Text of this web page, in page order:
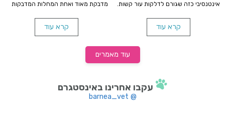
אינטנסיבי כזה שגורם לדלקות עור קשות.
לתספורת, חשוב לקרוא את המאמר הבא.
קרא עוד
מדבקת מאוד ואחת המחלות המדבקות
חושבים בטעות שכלביהם לא ידבק
במחלה מחוץ למכלאה. האמת היא
שהכלב שלך יכול להידבק במחלה
קרא עוד
עוד מאמרים
עקבו אחרינו באינסטגרם
@ barnea_vet